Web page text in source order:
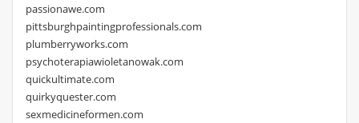
passionawe.com
pittsburghpaintingprofessionals.com
plumberryworks.com
psychoterapiawioletanowak.com
quickultimate.com
quirkyquester.com
sexmedicineformen.com